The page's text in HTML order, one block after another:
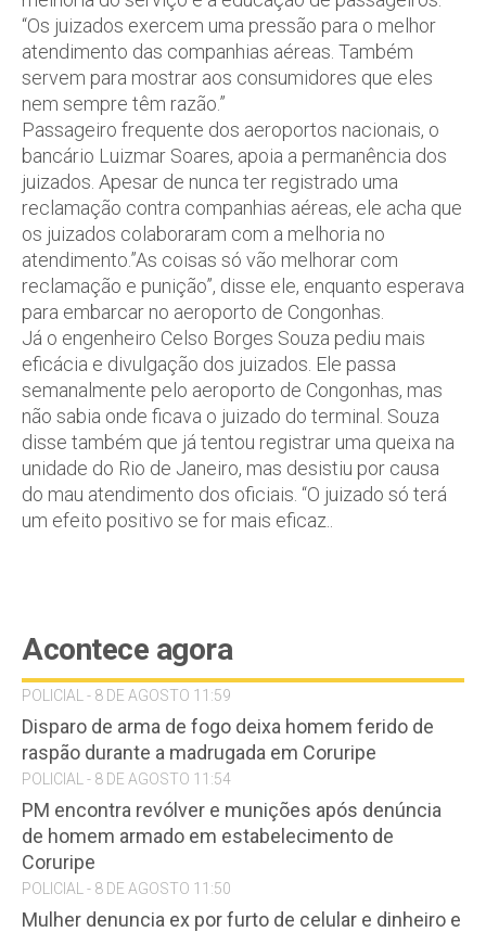
“Os juizados exercem uma pressão para o melhor
atendimento das companhias aéreas. Também
servem para mostrar aos consumidores que eles
nem sempre têm razão.”
Passageiro frequente dos aeroportos nacionais, o
bancário Luizmar Soares, apoia a permanência dos
juizados. Apesar de nunca ter registrado uma
reclamação contra companhias aéreas, ele acha que
os juizados colaboraram com a melhoria no
atendimento.”As coisas só vão melhorar com
reclamação e punição”, disse ele, enquanto esperava
para embarcar no aeroporto de Congonhas.
Já o engenheiro Celso Borges Souza pediu mais
eficácia e divulgação dos juizados. Ele passa
semanalmente pelo aeroporto de Congonhas, mas
não sabia onde ficava o juizado do terminal. Souza
disse também que já tentou registrar uma queixa na
unidade do Rio de Janeiro, mas desistiu por causa
do mau atendimento dos oficiais. “O juizado só terá
um efeito positivo se for mais eficaz..
Acontece agora
POLICIAL - 8 DE AGOSTO 11:59
Disparo de arma de fogo deixa homem ferido de
raspão durante a madrugada em Coruripe
POLICIAL - 8 DE AGOSTO 11:54
PM encontra revólver e munições após denúncia
de homem armado em estabelecimento de
Coruripe
POLICIAL - 8 DE AGOSTO 11:50
Mulher denuncia ex por furto de celular e dinheiro e